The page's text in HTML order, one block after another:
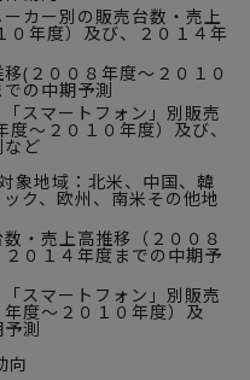
カー別の販売台数・売上
０年度）及び、２０１４年
(２００８年度～２０１０
の中期予測
スマートフォン」別販売
～２０１０年度）及び、
ど
象地域：北米、中国、韓
ク、欧州、南米その他地
・売上高推移（２００８
０１４年度までの中期予
スマートフォン」別販売
度～２０１０年度）及
測
向